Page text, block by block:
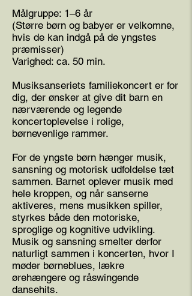
Målgruppe: 1–6 år
(Større børn og babyer er velkomne,
hvis de kan indgå på de yngstes
præmisser)
Varighed: ca. 50 min.
Musiksanseriets familiekoncert er for
dig, der ønsker at give dit barn en
nærværende og legende
koncertoplevelse i rolige,
børnevenlige rammer.
For de yngste børn hænger musik,
sansning og motorisk udfoldelse tæt
sammen. Barnet oplever musik med
hele kroppen, og når sanserne
aktiveres, mens musikken spiller,
styrkes både den motoriske,
sproglige og kognitive udvikling.
Musik og sansning smelter derfor
naturligt sammen i koncerten, hvor I
møder børneblues, lækre
ørehængere og råswingende
dansehits.